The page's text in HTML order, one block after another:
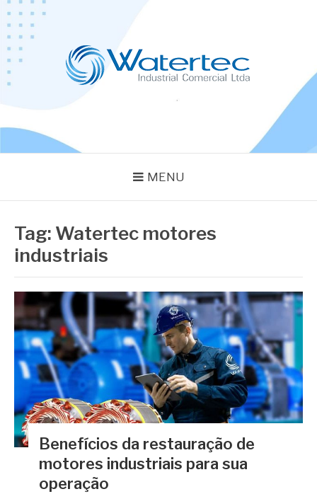
Pular
para
conteúdo
MENU
Tag: Watertec motores
industriais
Benefícios da restauração de
motores industriais para sua
operação